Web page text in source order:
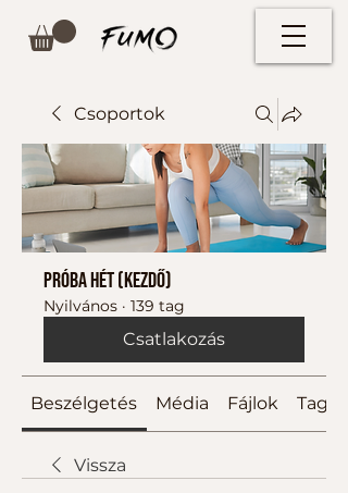
Csoportok
Próba hét (kezdő)
Nyilvános · 139 tag
Csatlakozás
Beszélgetés Média Fájlok Tagok
Vissza